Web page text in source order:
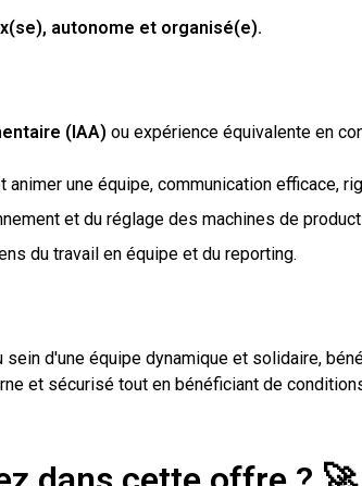
autonome et organisé(e).
(IAA) ou expérience équivalente en
animer une équipe, communication efficace,
et du réglage des machines de
du travail en équipe et du reporting.
d'une équipe dynamique et solidaire,
et sécurisé tout en bénéficiant de